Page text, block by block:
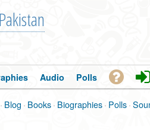
Pakistan
Audio Polls
· Blog · Books· Biographies· Polls·